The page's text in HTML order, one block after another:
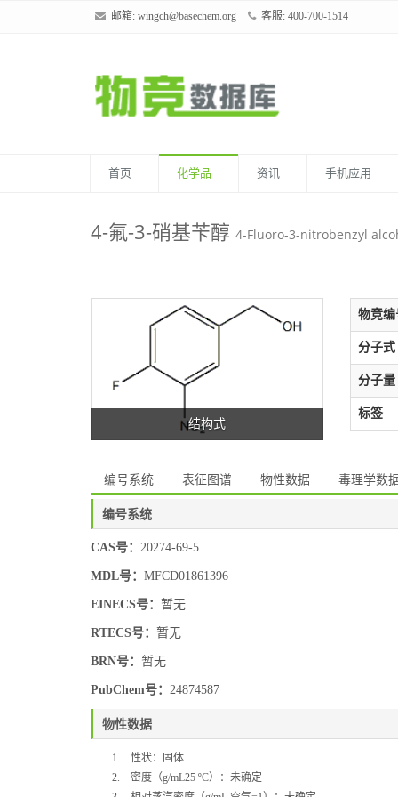
邮箱: wingch@basechem.org 客服: 400-700-1514
首页 化学品 资讯 手机应用
4-氟-3-硝基苄醇 4-Fluoro-3-nitrobenzyl
结构式
物竞编
分子式
分子量
标签
编号系统 表征图谱 物性数据 毒理学数
编号系统
CAS号： 20274-69-5
MDL号： MFCD01861396
EINECS号： 暂无
RTECS号： 暂无
BRN号： 暂无
PubChem号： 24874587
物性数据
1.
性状：固体
2.
密度（g/mL25 ºC）：未确定